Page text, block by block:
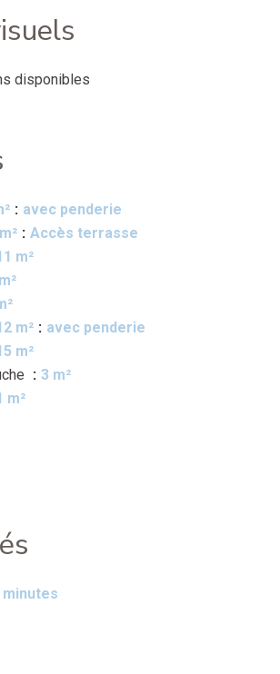
disponibles
avec penderie
Accès terrasse
m²
m²
avec penderie
m²
3 m²
m²
minutes